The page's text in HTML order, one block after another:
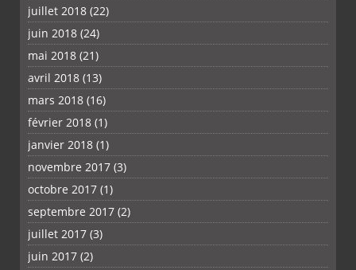
juillet 2018 (22)
juin 2018 (24)
mai 2018 (21)
avril 2018 (13)
mars 2018 (16)
février 2018 (1)
janvier 2018 (1)
novembre 2017 (3)
octobre 2017 (1)
septembre 2017 (2)
juillet 2017 (3)
juin 2017 (2)